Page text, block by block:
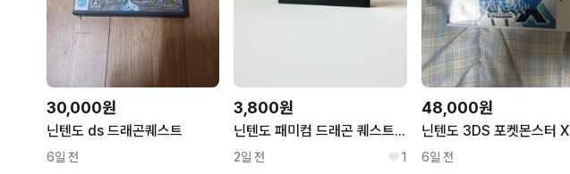
30,000원
닌텐도 ds 드래곤퀘스트
6일 전
3,800원
닌텐도 패미컴 드래곤 퀘스트3 그리고 전설로 알팩
2일 전 1
48,000원
닌텐도 3DS 포켓몬스터 X
6일 전